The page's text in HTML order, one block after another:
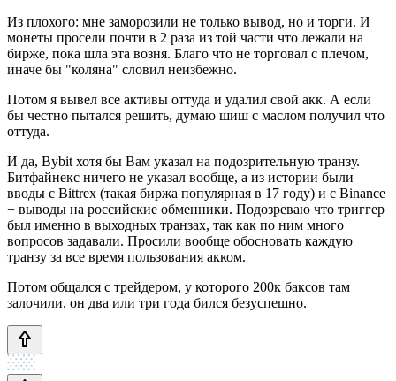
Из плохого: мне заморозили не только вывод, но и торги. И
монеты просели почти в 2 раза из той части что лежали на
бирже, пока шла эта возня. Благо что не торговал с плечом,
иначе бы "коляна" словил неизбежно.
Потом я вывел все активы оттуда и удалил свой акк. А если
бы честно пытался решить, думаю шиш с маслом получил что
оттуда.
И да, Bybit хотя бы Вам указал на подозрительную транзу.
Битфайнекс ничего не указал вообще, а из истории были
вводы с Bittrex (такая биржа популярная в 17 году) и с Binance
+ выводы на российские обменники. Подозреваю что триггер
был именно в выходных транзах, так как по ним много
вопросов задавали. Просили вообще обосновать каждую
транзу за все время пользования акком.
Потом общался с трейдером, у которого 200к баксов там
залочили, он два или три года бился безуспешно.